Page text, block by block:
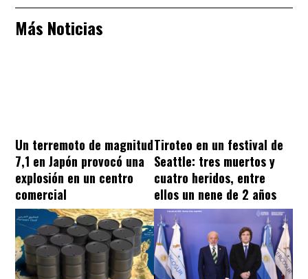
Más Noticias
Un terremoto de magnitud
7,1 en Japón provocó una
explosión en un centro
comercial
Tiroteo en un festival de
Seattle: tres muertos y
cuatro heridos, entre
ellos un nene de 2 años